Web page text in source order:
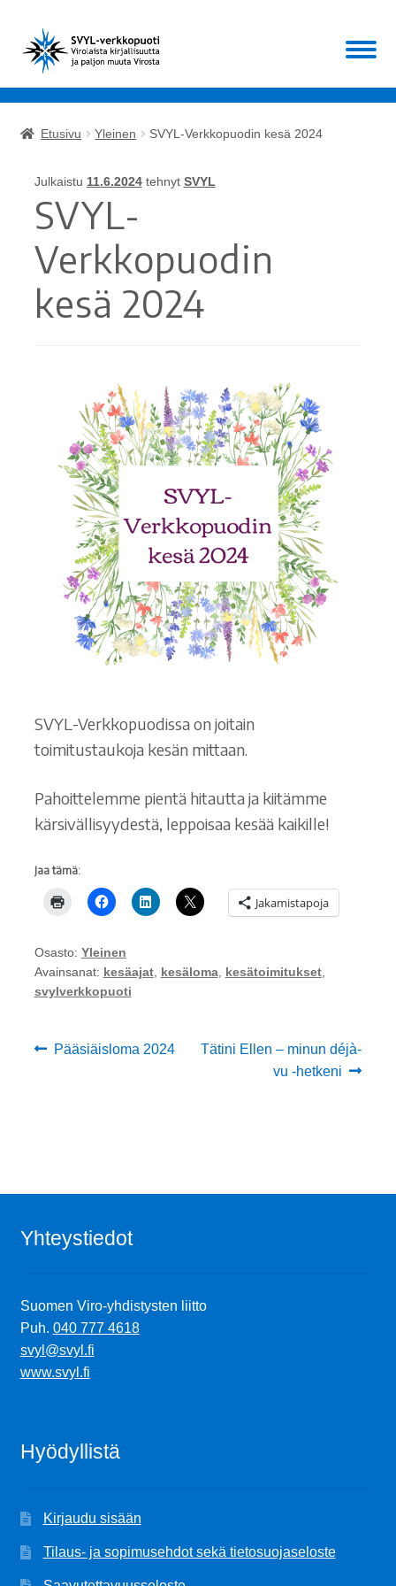
Siirry
navigointiin
Siirry
sisältöön
Valikko
Muut
ALE!
Ajankohtaista
Ostoskori
Tilaus- ja sopimusehdot sekä tietosuojaseloste
Saavutettavuusseloste
Etusivu Yleinen SVYL-Verkkopuodin kesä 2024
Julkaistu 11.6.2024 tehnyt SVYL
SVYL-
Verkkopuodin
kesä 2024
SVYL-Verkkopuodissa on joitain
toimitustaukoja kesän mittaan.
Pahoittelemme pientä hitautta ja kiitämme
kärsivällisyydestä, leppoisaa kesää kaikille!
Jaa tämä:
Jakamistapoja
Osasto: Yleinen
Avainsanat: kesäajat, kesäloma, kesätoimitukset,
svylverkkopuoti
Artikkelien
Edellinen
Pääsiäisloma 2024
Seuraava
Tätini Ellen – minun déjà-
vu -hetkeni
Yhteystiedot
Suomen Viro-yhdistysten liitto
Puh. 040 777 4618
svyl@svyl.fi
www.svyl.fi
Hyödyllistä
Kirjaudu sisään
Tilaus- ja sopimusehdot sekä tietosuojaseloste